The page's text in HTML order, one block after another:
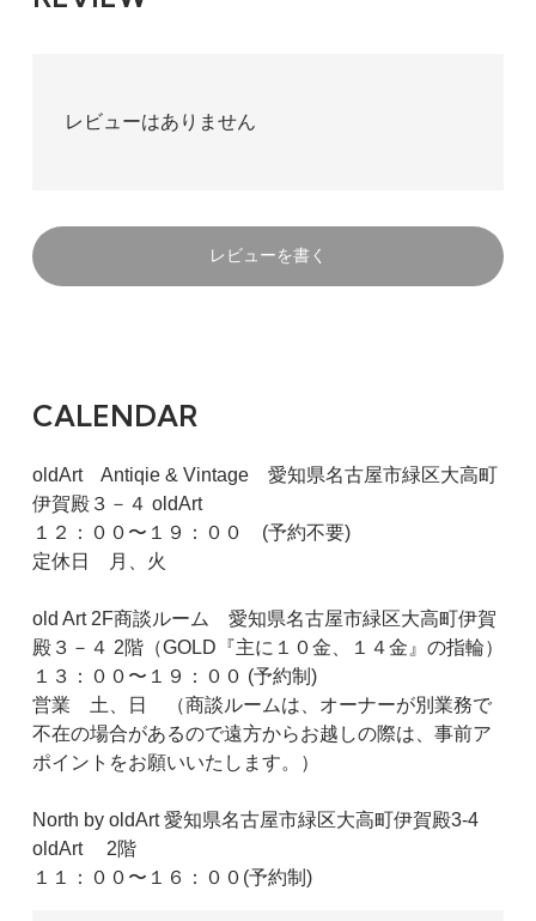
レビューはありません
レビューを書く
CALENDAR
oldArt Antiqie & Vintage 愛知県名古屋市緑区大高町
伊賀殿３－４ oldArt
１２：００〜１９：００ (予約不要)
定休日 月、火
old Art 2F商談ルーム 愛知県名古屋市緑区大高町伊賀
殿３－４ 2階（GOLD『主に１０金、１４金』の指輪）
１３：００〜１９：００ (予約制)
営業 土、日 （商談ルームは、オーナーが別業務で
不在の場合があるので遠方からお越しの際は、事前ア
ポイントをお願いいたします。）
North by oldArt 愛知県名古屋市緑区大高町伊賀殿3-4
oldArt 2階
１１：００〜１６：００(予約制)